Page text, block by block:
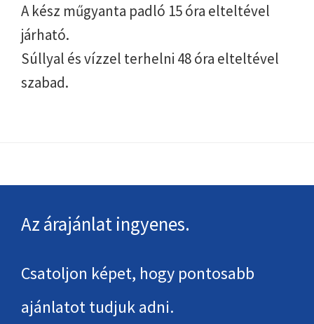
A kész műgyanta padló 15 óra elteltével
járható.
Súllyal és vízzel terhelni 48 óra elteltével
szabad.
Az árajánlat ingyenes.
Csatoljon képet, hogy pontosabb
ajánlatot tudjuk adni.